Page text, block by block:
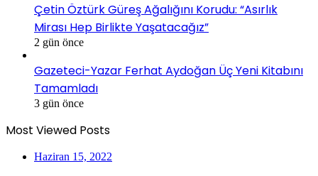
Çetin Öztürk Güreş Ağalığını Korudu: “Asırlık
Mirası Hep Birlikte Yaşatacağız”
2 gün önce
Gazeteci-Yazar Ferhat Aydoğan Üç Yeni Kitabını
Tamamladı
3 gün önce
Most Viewed Posts
Haziran 15, 2022